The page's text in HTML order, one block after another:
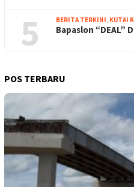
5 BERITA TERKINI, KUTAI
Bapaslon “DEAL”
POS TERBARU